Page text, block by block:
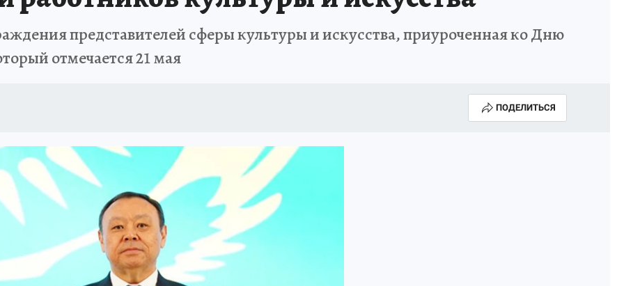
представителей сферы культуры и искусства, приуроченная ко Дню
отмечается 21 мая
ПОДЕЛИТЬСЯ